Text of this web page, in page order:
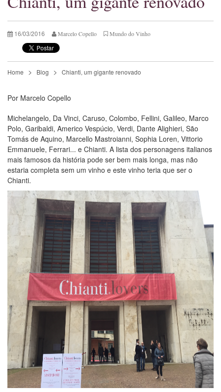
16/03/2016 Marcelo Copello Mundo do Vinho
Home Blog Chianti, um gigante renovado
Por Marcelo Copello
Michelangelo, Da Vinci, Caruso, Colombo, Fellini, Galileo, Marco
Polo, Garibaldi, Americo Vespúcio, Verdi, Dante Alighieri, São
Tomás de Aquino, Marcello Mastroianni, Sophia Loren, Vittorio
Emmanuele, Ferrari... e Chianti. A lista dos personagens italianos
mais famosos da história pode ser bem mais longa, mas não
estaria completa sem um vinho e este vinho teria que ser o
Chianti.